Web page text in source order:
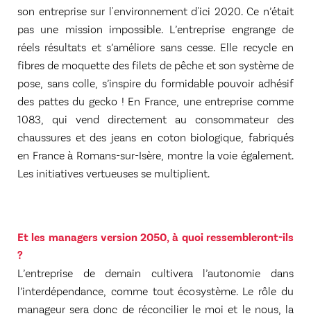
son entreprise sur l'environnement d'ici 2020. Ce n’était
pas une mission impossible. L’entreprise engrange de
réels résultats et s’améliore sans cesse. Elle recycle en
fibres de moquette des filets de pêche et son système de
pose, sans colle, s’inspire du formidable pouvoir adhésif
des pattes du gecko ! En France, une entreprise comme
1083, qui vend directement au consommateur des
chaussures et des jeans en coton biologique, fabriqués
en France à Romans-sur-Isère, montre la voie également.
Les initiatives vertueuses se multiplient.
Et les managers version 2050, à quoi ressembleront-ils
?
L’entreprise de demain cultivera l’autonomie dans
l’interdépendance, comme tout écosystème. Le rôle du
manageur sera donc de réconcilier le moi et le nous, la